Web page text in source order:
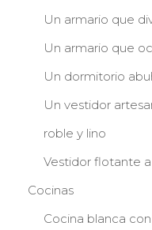
Un armario que
Un armario que
Un dormitorio
Un vestidor
roble y lino
Vestidor flotante
Cocinas
Cocina blanca con